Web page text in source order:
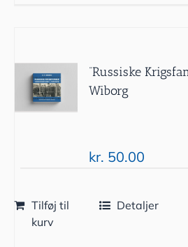
“Russiske
Wiborg
kr. 50.00
Tilføj til
kurv
Detaljer